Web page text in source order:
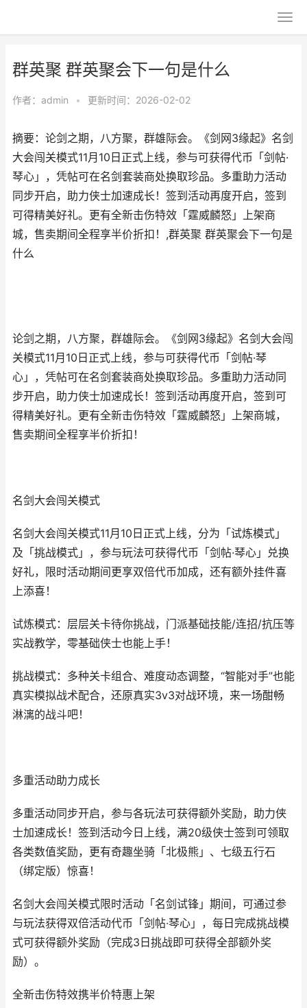
群英聚 群英聚会下一句是什么
作者： admin • 更新时间：2026-02-02
摘要：论剑之期，八方聚，群雄际会。《剑网3缘起》名剑
大会闯关模式11月10日正式上线，参与可获得代币「剑帖·
琴心」，凭帖可在名剑套装商处换取珍品。多重助力活动
同步开启，助力侠士加速成长！签到活动再度开启，签到
可得精美好礼。更有全新击伤特效「霆威麟怒」上架商
城，售卖期间全程享半价折扣！,群英聚 群英聚会下一句是
什么
论剑之期，八方聚，群雄际会。《剑网3缘起》名剑大会闯
关模式11月10日正式上线，参与可获得代币「剑帖·琴
心」，凭帖可在名剑套装商处换取珍品。多重助力活动同
步开启，助力侠士加速成长！签到活动再度开启，签到可
得精美好礼。更有全新击伤特效「霆威麟怒」上架商城，
售卖期间全程享半价折扣！
名剑大会闯关模式
名剑大会闯关模式11月10日正式上线，分为「试炼模式」
及「挑战模式」，参与玩法可获得代币「剑帖·琴心」兑换
好礼，限时活动期间更享双倍代币加成，还有额外挂件喜
上添喜！
试炼模式：层层关卡待你挑战，门派基础技能/连招/抗压等
实战教学，零基础侠士也能上手！
挑战模式：多种关卡组合、难度动态调整，“智能对手”也能
真实模拟战术配合，还原真实3v3对战环境，来一场酣畅
淋漓的战斗吧！
多重活动助力成长
多重活动同步开启，参与各玩法可获得额外奖励，助力侠
士加速成长！签到活动今日上线，满20级侠士签到可领取
各类数值奖励，更有奇趣坐骑「北极熊」、七级五行石
（绑定版）惊喜！
名剑大会闯关模式限时活动「名剑试锋」期间，可通过参
与玩法获得双倍活动代币「剑帖·琴心」，每日完成挑战模
式可获得额外奖励（完成3日挑战即可获得全部额外奖
励）。
全新击伤特效携半价特惠上架